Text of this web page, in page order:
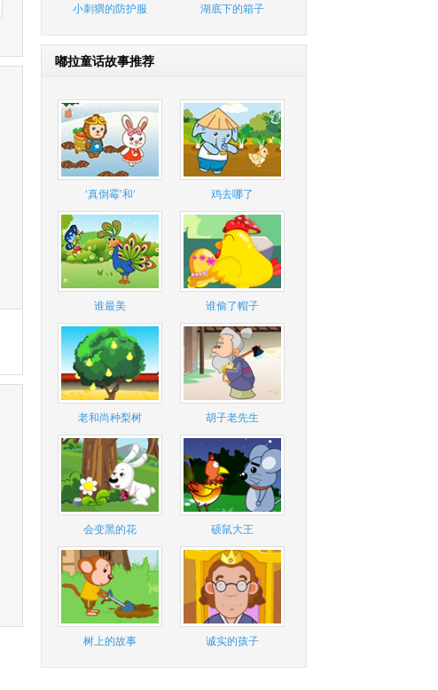
小刺猬的防护服 湖底下的箱子
嘟拉童话故事推荐
‘真倒霉’和‘ 鸡去哪了
谁最美 谁偷了帽子
老和尚种梨树 胡子老先生
会变黑的花 硕鼠大王
树上的故事 诚实的孩子